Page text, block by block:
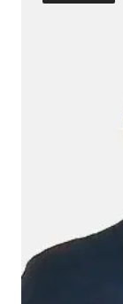
Verfügbarkeit